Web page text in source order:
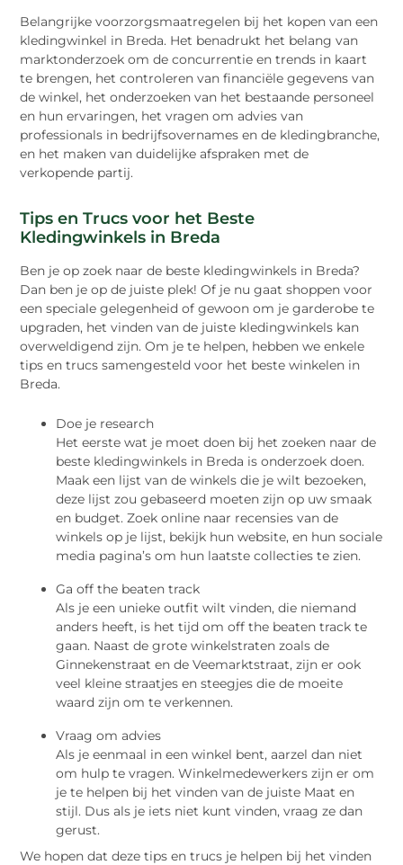
Belangrijke voorzorgsmaatregelen bij het kopen van een
kledingwinkel in Breda. Het benadrukt het belang van
marktonderzoek om de concurrentie en trends in kaart
te brengen, het controleren van financiële gegevens van
de winkel, het onderzoeken van het bestaande personeel
en hun ervaringen, het vragen om advies van
professionals in bedrijfsovernames en de kledingbranche,
en het maken van duidelijke afspraken met de
verkopende partij.
Tips en Trucs voor het Beste
Kledingwinkels in Breda
Ben je op zoek naar de beste kledingwinkels in Breda?
Dan ben je op de juiste plek! Of je nu gaat shoppen voor
een speciale gelegenheid of gewoon om je garderobe te
upgraden, het vinden van de juiste kledingwinkels kan
overweldigend zijn. Om je te helpen, hebben we enkele
tips en trucs samengesteld voor het beste winkelen in
Breda.
Doe je research
Het eerste wat je moet doen bij het zoeken naar de
beste kledingwinkels in Breda is onderzoek doen.
Maak een lijst van de winkels die je wilt bezoeken,
deze lijst zou gebaseerd moeten zijn op uw smaak
en budget. Zoek online naar recensies van de
winkels op je lijst, bekijk hun website, en hun sociale
media pagina’s om hun laatste collecties te zien.
Ga off the beaten track
Als je een unieke outfit wilt vinden, die niemand
anders heeft, is het tijd om off the beaten track te
gaan. Naast de grote winkelstraten zoals de
Ginnekenstraat en de Veemarktstraat, zijn er ook
veel kleine straatjes en steegjes die de moeite
waard zijn om te verkennen.
Vraag om advies
Als je eenmaal in een winkel bent, aarzel dan niet
om hulp te vragen. Winkelmedewerkers zijn er om
je te helpen bij het vinden van de juiste Maat en
stijl. Dus als je iets niet kunt vinden, vraag ze dan
gerust.
We hopen dat deze tips en trucs je helpen bij het vinden